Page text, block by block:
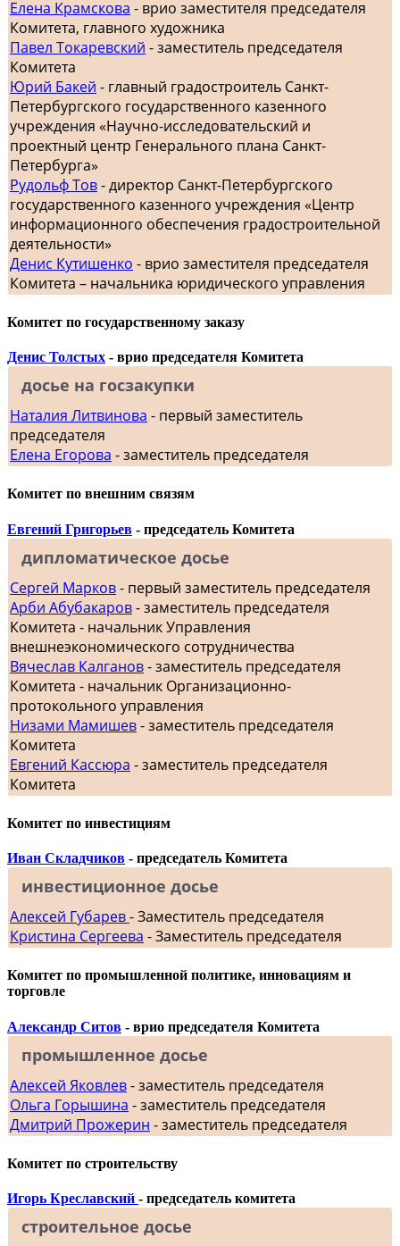
Елена Крамскова - врио заместителя председателя
Комитета, главного художника
Павел Токаревский - заместитель председателя
Комитета
Юрий Бакей - главный градостроитель Санкт-
Петербургского государственного казенного
учреждения «Научно-исследовательский и
проектный центр Генерального плана Санкт-
Петербурга»
Рудольф Тов- директор Санкт-Петербургского
государственного казенного учреждения «Центр
информационного обеспечения градостроительной
деятельности»
Денис Кутишенко - врио заместителя председателя
Комитета – начальника юридического управления
Комитет по государственному заказу
Денис Толстых - врио председателя Комитета
досье на госзакупки
Наталия Литвинова - первый заместитель
председателя
Елена Егорова - заместитель председателя
Комитет по внешним связям
Евгений Григорьев - председатель Комитета
дипломатическое досье
Сергей Марков- первый заместитель председателя
Арби Абубакаров- заместитель председателя
Комитета - начальник Управления
внешнеэкономического сотрудничества
Вячеслав Калганов- заместитель председателя
Комитета - начальник Организационно-
протокольного управления
Низами Мамишев- заместитель председателя
Комитета
Евгений Кассюра - заместитель председателя
Комитета
Комитет по инвестициям
Иван Складчиков - председатель Комитета
инвестиционное досье
Алексей Губарев- Заместитель председателя
Кристина Сергеева - Заместитель председателя
Комитет по промышленной политике, инновациям и
торговле
Александр Ситов - врио председателя Комитета
промышленное досье
Алексей Яковлев- заместитель председателя
Ольга Горышина - заместитель председателя
Дмитрий Прожерин - заместитель председателя
Комитет по строительству
Игорь Креславский - председатель комитета
строительное досье